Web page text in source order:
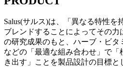
Salus(サルス)は、「異なる特性を
ブレンドすることによってその
の研究成果のもと、ハーブ・ビ
などの「最適な組み合わせ」で「
き出す」ことを製品設計の目標と